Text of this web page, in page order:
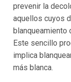
prevenir la
aquellos cuyos
blanqueamiento
Este sencillo
implica
más blanca.